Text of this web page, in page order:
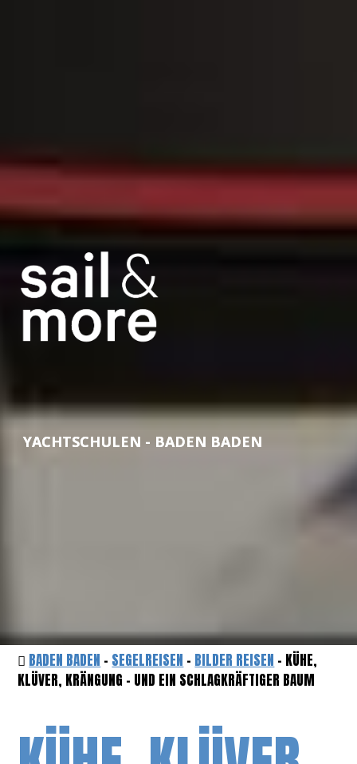
YACHTSCHULEN - BADEN BADEN
BADEN BADEN - SEGELREISEN - BILDER REISEN - KÜHE,
KLÜVER, KRÄNGUNG – UND EIN SCHLAGKRÄFTIGER BAUM